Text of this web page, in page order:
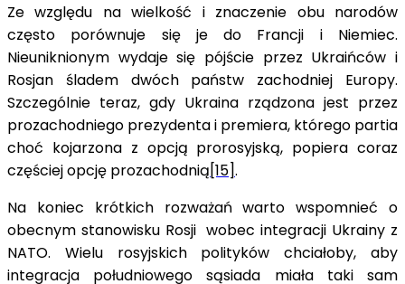
Ze względu na wielkość i znaczenie obu narodów
często porównuje się je do Francji i Niemiec.
Nieuniknionym wydaje się pójście przez Ukraińców i
Rosjan śladem dwóch państw zachodniej Europy.
Szczególnie teraz, gdy Ukraina rządzona jest przez
prozachodniego prezydenta i premiera, którego partia
choć kojarzona z opcją prorosyjską, popiera coraz
częściej opcję prozachodnią[15].
Na koniec krótkich rozważań warto wspomnieć o
obecnym stanowisku Rosji wobec integracji Ukrainy z
NATO. Wielu rosyjskich polityków chciałoby, aby
integracja południowego sąsiada miała taki sam